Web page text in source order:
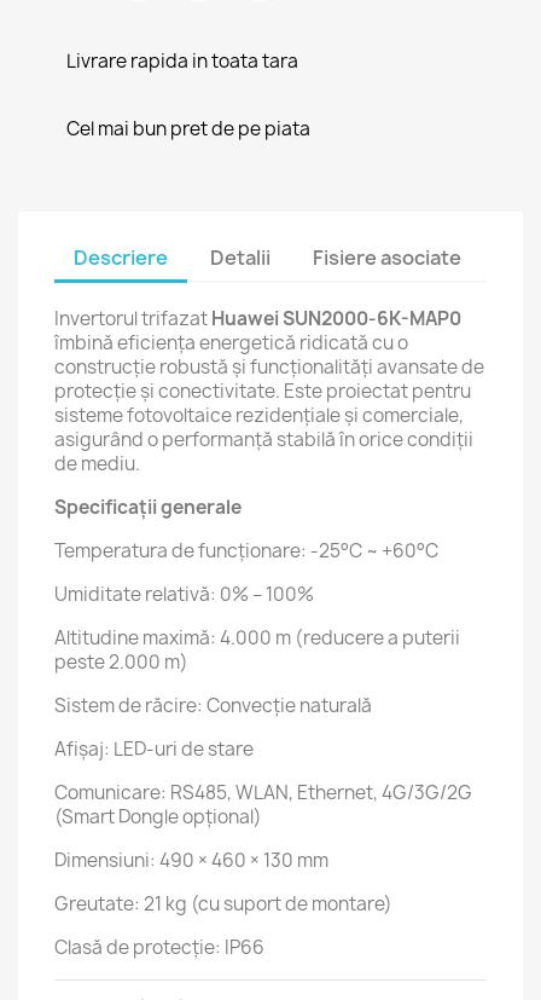
Livrare rapida in toata tara
Cel mai bun pret de pe piata
Descriere Detalii Fisiere asociate
Invertorul trifazatHuawei SUN2000-6K-MAP0
îmbină eficiența energetică ridicată cu o
construcție robustă și funcționalități avansate de
protecție și conectivitate. Este proiectat pentru
sisteme fotovoltaice rezidențiale și comerciale,
asigurând o performanță stabilă în orice condiții
de mediu.
Specificații generale
Temperatura de funcționare: -25°C ~ +60°C
Umiditate relativă: 0% – 100%
Altitudine maximă: 4.000 m (reducere a puterii
peste 2.000 m)
Sistem de răcire: Convecție naturală
Afișaj: LED-uri de stare
Comunicare: RS485, WLAN, Ethernet, 4G/3G/2G
(Smart Dongle opțional)
Dimensiuni: 490 × 460 × 130 mm
Greutate: 21 kg (cu suport de montare)
Clasă de protecție: IP66